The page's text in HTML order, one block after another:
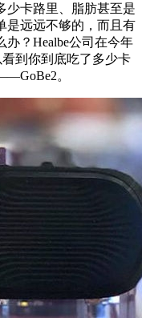
少卡路里、脂肪甚至是
是远远不够的，而且有
？Healbe公司在今年
到你到底吃了多少卡
。